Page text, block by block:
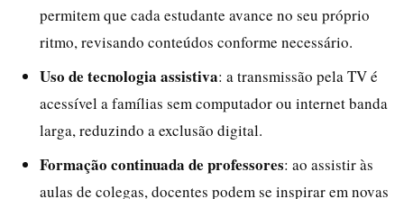
permitem que cada estudante avance no seu próprio
ritmo, revisando conteúdos conforme necessário.
Uso de tecnologia assistiva: a transmissão pela TV é
acessível a famílias sem computador ou internet banda
larga, reduzindo a exclusão digital.
Formação continuada de professores: ao assistir às
aulas de colegas, docentes podem se inspirar em novas